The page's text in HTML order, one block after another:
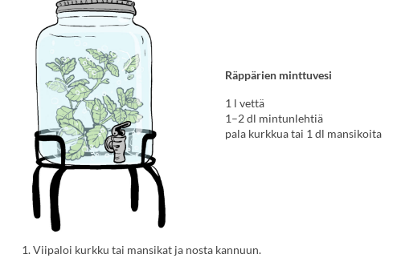
Räppärien minttuvesi
1 l vettä
1–2 dl mintunlehtiä
pala kurkkua tai 1 dl mansikoita
1. Viipaloi kurkku tai mansikat ja nosta kannuun.